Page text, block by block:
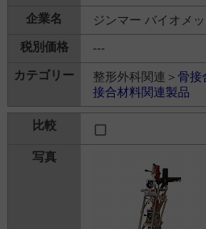
ジンマー バイオメ
---
整形外科関連＞ 骨接
接合材料関連製品